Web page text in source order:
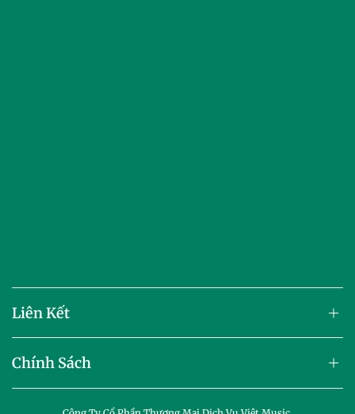
Liên Kết
Chính Sách